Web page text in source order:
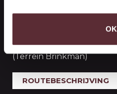
OK
2691 PR 's-Gravenzande
(Terrein Brinkman)
ROUTEBESCHRIJVING